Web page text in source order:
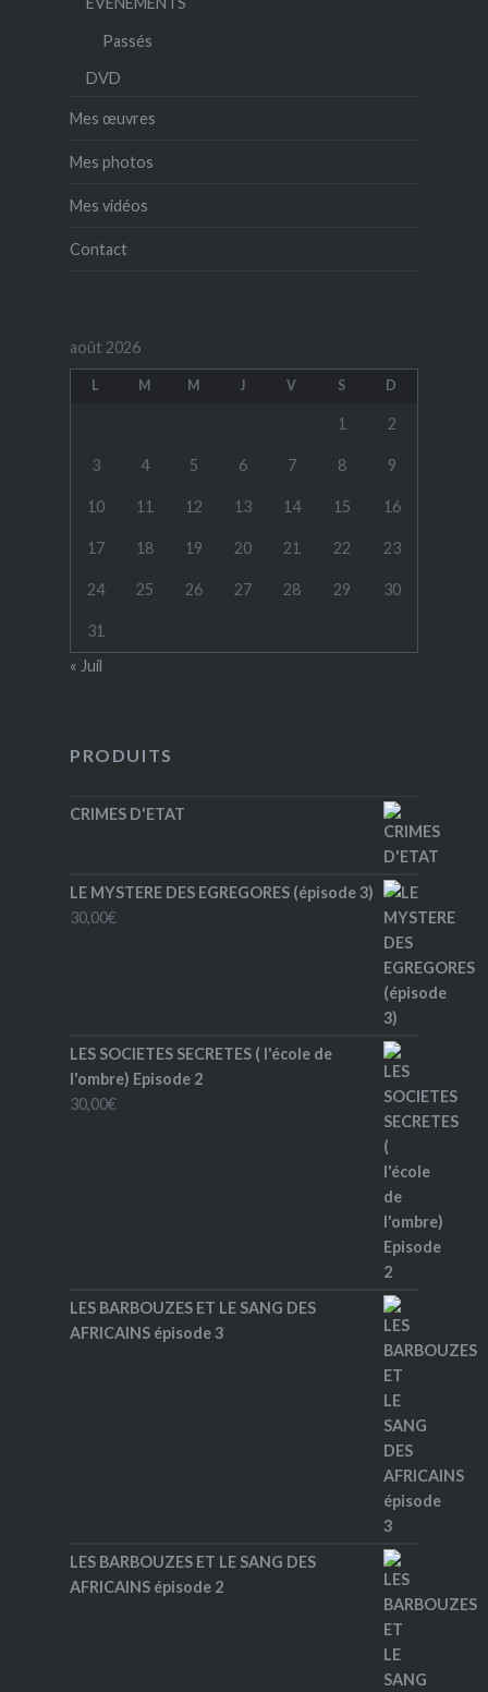
Passés
DVD
Mes œuvres
Mes photos
Mes vidéos
Contact
août 2026
L M M J V S D
1 2
3 4 5 6 7 8 9
10 11 12 13 14 15 16
17 18 19 20 21 22 23
24 25 26 27 28 29 30
31
« Juil
PRODUITS
CRIMES D'ETAT
LE MYSTERE DES EGREGORES (épisode 3)
30,00€
LES SOCIETES SECRETES ( l'école de
l'ombre) Episode 2
30,00€
LES BARBOUZES ET LE SANG DES
AFRICAINS épisode 3
LES BARBOUZES ET LE SANG DES
AFRICAINS épisode 2